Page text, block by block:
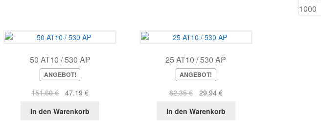
50 AT10 / 530 AP
ANGEBOT!
151,60€
Ursprünglicher
war:
47,19€Aktueller
ist:
In den Warenkorb
25 AT10 / 530 AP
ANGEBOT!
82,35€
Ursprünglicher
war:
29,94 €Aktueller
ist:
In den Warenkorb